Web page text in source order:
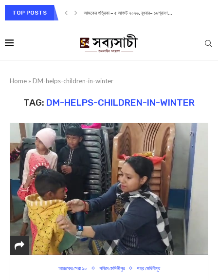
TOP POSTS আজকের পত্রিকা – ৫ আগস্ট ২০২৬, বুধবার– ১৯শ্রাবণ...
Home » DM-helps-children-in-winter
TAG: DM-HELPS-CHILDREN-IN-WINTER
আজকের সেরা ১০ পশ্চিম মেদিনীপুর শহর মেদিনীপুর